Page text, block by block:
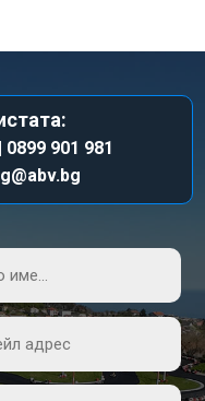
901 981